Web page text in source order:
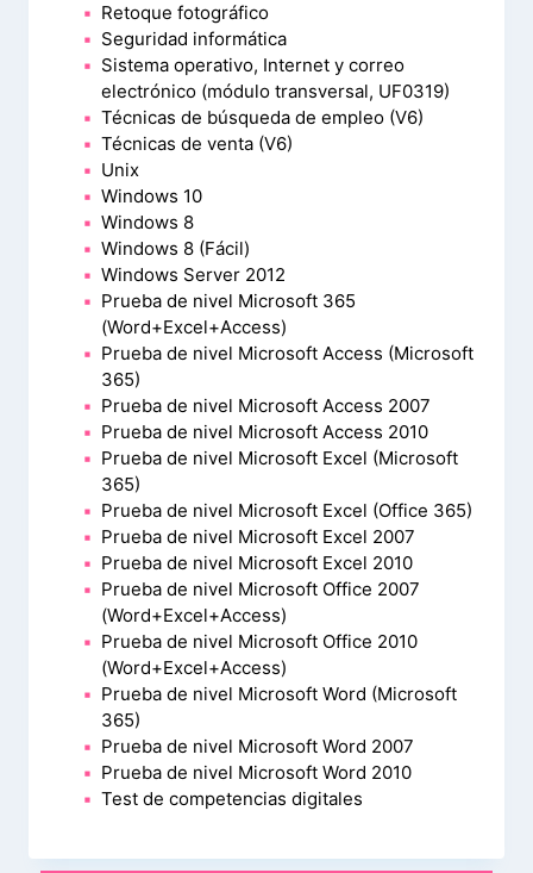
Retoque fotográfico
Seguridad informática
Sistema operativo, Internet y correo
electrónico (módulo transversal, UF0319)
Técnicas de búsqueda de empleo (V6)
Técnicas de venta (V6)
Unix
Windows 10
Windows 8
Windows 8 (Fácil)
Windows Server 2012
Prueba de nivel Microsoft 365
(Word+Excel+Access)
Prueba de nivel Microsoft Access (Microsoft
365)
Prueba de nivel Microsoft Access 2007
Prueba de nivel Microsoft Access 2010
Prueba de nivel Microsoft Excel (Microsoft
365)
Prueba de nivel Microsoft Excel (Office 365)
Prueba de nivel Microsoft Excel 2007
Prueba de nivel Microsoft Excel 2010
Prueba de nivel Microsoft Office 2007
(Word+Excel+Access)
Prueba de nivel Microsoft Office 2010
(Word+Excel+Access)
Prueba de nivel Microsoft Word (Microsoft
365)
Prueba de nivel Microsoft Word 2007
Prueba de nivel Microsoft Word 2010
Test de competencias digitales